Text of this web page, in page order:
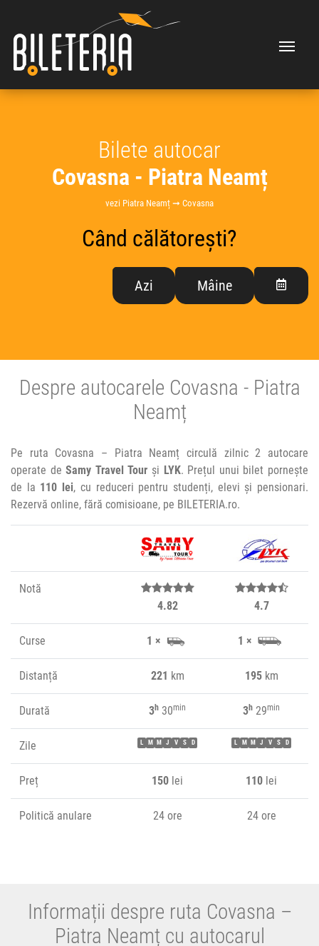
Bilete autocar
Covasna - Piatra Neamț
vezi Piatra Neamț ➞ Covasna
Când călătorești?
Azi Mâine
Despre autocarele Covasna - Piatra
Neamț
Pe ruta Covasna – Piatra Neamț circulă zilnic 2 autocare
operate deSamy Travel Tour și LYK. Prețul unui bilet pornește
de la 110 lei, cu reduceri pentru studenți, elevi și pensionari.
Rezervă online, fără comisioane, pe BILETERIA.ro.
Notă
4.82
4.7
Curse 1 × 1 ×
Distanță 221 km 195km
Durată 3h 30min 3h 29min
Zile L M M J V S D L M M J V S D
Preț 150 lei 110 lei
Politică anulare 24 ore 24 ore
Informații despre ruta Covasna –
Piatra Neamț cu autocarul